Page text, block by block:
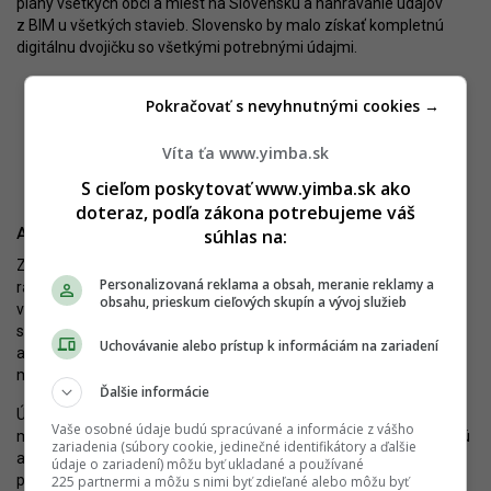
z BIM u všetkých stavieb. Slovensko by malo získať kompletnú
digitálnu dvojičku so všetkými potrebnými údajmi.
Milota Sidorová. Úrad pre územné plánovanie a výstavbu SR
Ako to pomôže Bratislave
Z pohľadu Bratislavy je dôležitých niekoľko momentov. V prvom
rade, dramaticky sa zvýši význam územného plánovania aj
v hlavnom meste. Plánovanie je originálnou kompetenciou
samosprávy, na čom sa oproti minulosti nič nezmení. Plány bude
ale po novom kontrolovať UUPV SR, keďže sa má v istom ohľade
meniť metodika.
Úrad už pripravuje niektoré vzorové alebo predpripravené
materiály, ktoré majú tvorcom plánov pomôcť – riešené totiž budú
aj nové témy, ktoré doteraz územné plány nereflektovali (obce si
po novom budú môcť zadefinovať, kde chcú aktívny parter,
Víta ťa www.yimba.sk
S cieľom poskytovať www.yimba.sk ako
doteraz, podľa zákona potrebujeme váš
súhlas na:
Personalizovaná reklama a obsah, meranie reklamy a
obsahu, prieskum cieľových skupín a vývoj služieb
Uchovávanie alebo prístup k informáciám na zariadení
Ďalšie informácie
Vaše osobné údaje budú spracúvané a informácie z vášho
zariadenia (súbory cookie, jedinečné identifikátory a ďalšie
údaje o zariadení) môžu byť ukladané a používané
225 partnermi a môžu s nimi byť zdieľané alebo môžu byť
Pokračovať s nevyhnutnými cookies →